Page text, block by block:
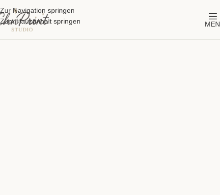
Zur Navigation springen
Zum Hauptinhalt springen